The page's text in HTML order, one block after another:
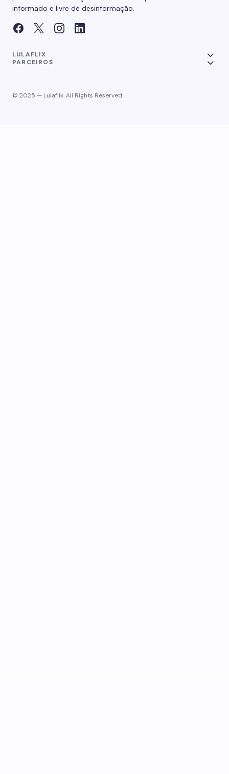
informado e livre de desinformação.
LULAFLIX
PARCEIROS
© 2025 — Lulaflix. All Rights Reserved.